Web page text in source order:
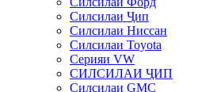
Силсилаи Ҷип
Силсилаи Ниссан
Силсилаи Toyota
Серияи VW
СИЛСИЛАИ ҶИП
Силсилаи GMC